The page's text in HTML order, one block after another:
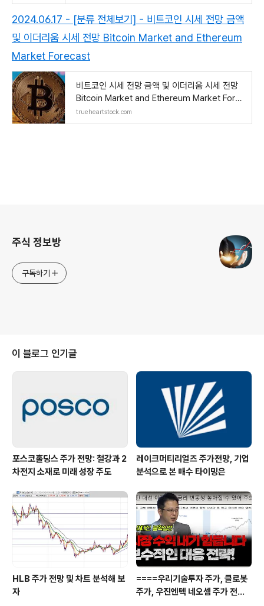
2024.06.17 - [분류 전체보기] - 비트코인 시세 전망 금액
및 이더리움 시세 전망 Bitcoin Market and Ethereum
Market Forecast
비트코인 시세 전망 금액 및 이더리움 시세 전망
Bitcoin Market and Ethereum Market Fore
cast
trueheartstock.com
주식 정보방
구독하기
이 블로그 인기글
포스코홀딩스 주가 전망: 철강과 2
차전지 소재로 미래 성장 주도
레이크머티리얼즈 주가전망, 기업
분석으로 본 매수 타이밍은
HLB 주가 전망 및 차트 분석해 보
자
====우리기술투자 주가, 클로봇
주가, 우진엔텍 네오셈 주가 전망